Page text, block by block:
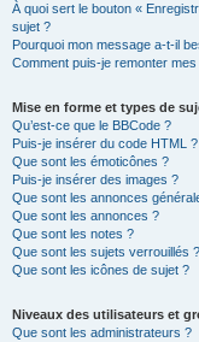
À quoi sert le bouton «
sujet ?
Pourquoi mon message a-t-il
Comment puis-je remonter
Mise en forme et types de
Qu’est-ce que le BBCode ?
Puis-je insérer du code HTML ?
Que sont les émoticônes ?
Puis-je insérer des images ?
Que sont les annonces
Que sont les annonces ?
Que sont les notes ?
Que sont les sujets verrouillés ?
Que sont les icônes de sujet ?
Niveaux des utilisateurs et
Que sont les administrateurs ?